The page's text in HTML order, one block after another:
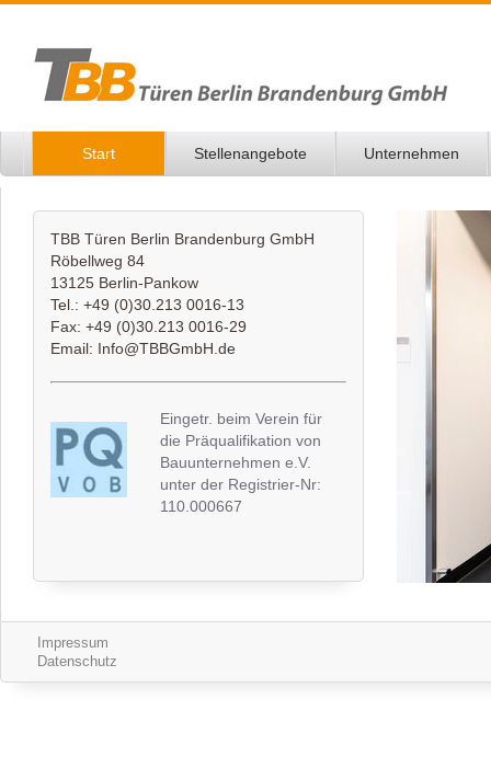
Start Stellenangebote Unternehmen
TBB Türen Berlin Brandenburg GmbH
Röbellweg 84
13125 Berlin-Pankow
Tel.: +49 (0)30.213 0016-13
Fax: +49 (0)30.213 0016-29
Email: Info@TBBGmbH.de
Eingetr. beim Verein für
die Präqualifikation von
Bauunternehmen e.V.
unter der Registrier-Nr:
110.000667
Impressum
Datenschutz